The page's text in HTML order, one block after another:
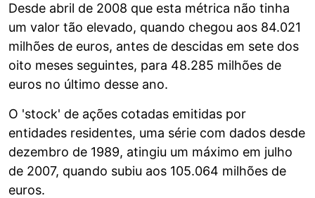
Desde abril de 2008 que esta métrica não tinha
um valor tão elevado, quando chegou aos 84.021
milhões de euros, antes de descidas em sete dos
oito meses seguintes, para 48.285 milhões de
euros no último desse ano.
O 'stock' de ações cotadas emitidas por
entidades residentes, uma série com dados desde
dezembro de 1989, atingiu um máximo em julho
de 2007, quando subiu aos 105.064 milhões de
euros.